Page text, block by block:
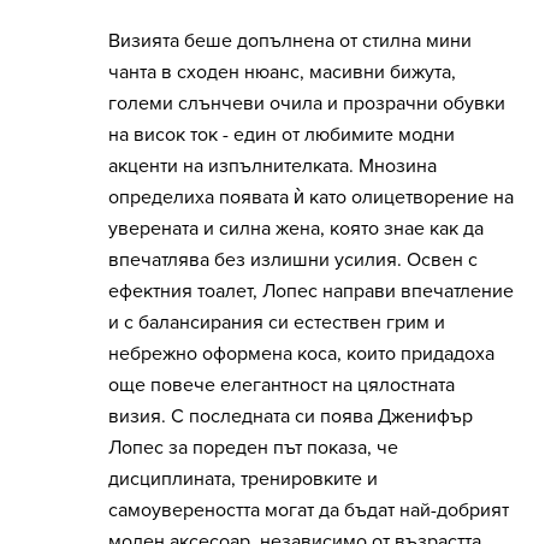
Визията беше допълнена от стилна мини
чанта в сходен нюанс, масивни бижута,
големи слънчеви очила и прозрачни обувки
на висок ток - един от любимите модни
акценти на изпълнителката. Мнозина
определиха появата ѝ като олицетворение на
уверената и силна жена, която знае как да
впечатлява без излишни усилия. Освен с
ефектния тоалет, Лопес направи впечатление
и с балансирания си естествен грим и
небрежно оформена коса, които придадоха
още повече елегантност на цялостната
визия. С последната си поява Дженифър
Лопес за пореден път показа, че
дисциплината, тренировките и
самоувереността могат да бъдат най-добрият